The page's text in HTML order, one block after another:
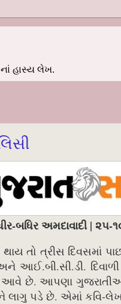
હાસ્ય લેખ.
બધિર અમદાવાદી | ૨૫-
તો ત્રીસ દિવસમાં
દિવાળી પર
આવે છે. આપણા
લાગુ પડે છે. એમાં કવિ-